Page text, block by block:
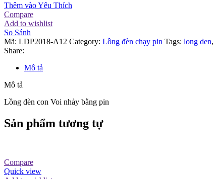
Thêm vào Yêu Thích
Compare
Add to wishlist
So Sánh
Mã: LDP2018-A12 Category: Lồng đèn chạy pin Tags: long den,
Share:
Mô tả
Mô tả
Lồng đèn con Voi nhảy bằng pin
Sản phẩm tương tự
Compare
Quick view